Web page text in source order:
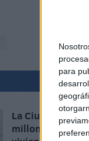
para
La Ciudad
millones para